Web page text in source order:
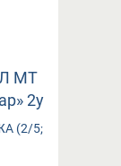
(2/5;